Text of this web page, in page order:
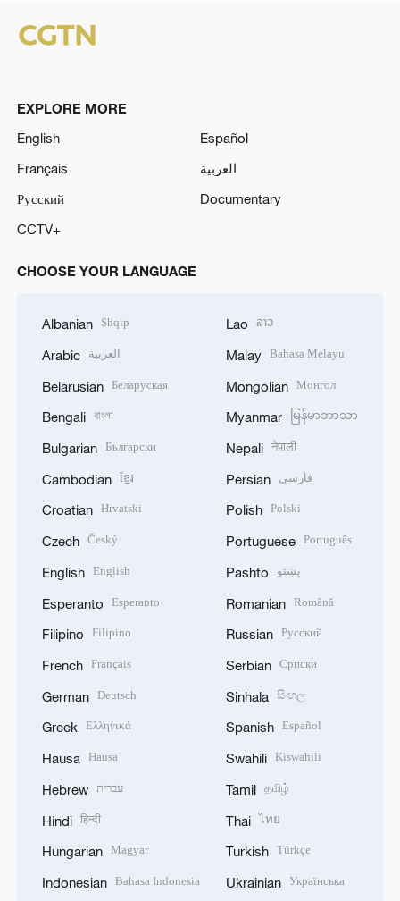
EXPLORE MORE
English
Español
Français
العربية
Русский
Documentary
CCTV+
CHOOSE YOUR LANGUAGE
Albanian Shqip
Arabic العربية
Belarusian Беларуская
Bengali বাংলা
Bulgarian Български
Cambodian ខ្មែរ
Croatian Hrvatski
Czech Český
English English
Esperanto Esperanto
Filipino Filipino
French Français
German Deutsch
Greek Ελληνικά
Hausa Hausa
Hebrew עברית
Hindi हिन्दी
Hungarian Magyar
Indonesian Bahasa Indonesia
Lao ລາວ
Malay Bahasa Melayu
Mongolian Монгол
Myanmar မြန်မာဘာသာ
Nepali नेपाली
Persian فارسی
Polish Polski
Portuguese Português
Pashto پښتو
Romanian Română
Russian Русский
Serbian Српски
Sinhala සිංහල
Spanish Español
Swahili Kiswahili
Tamil தமிழ்
Thai ไทย
Turkish Türkçe
Ukrainian Українська